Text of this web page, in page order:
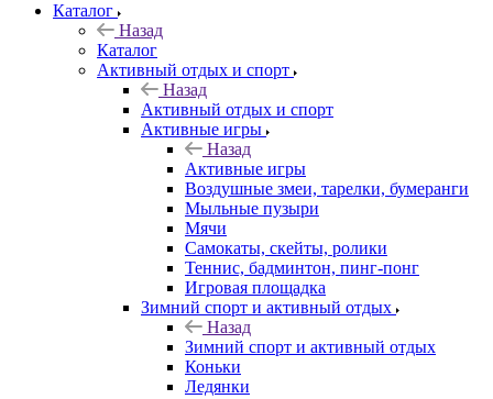
Каталог
Назад
Каталог
Активный отдых и спорт
Назад
Активный отдых и спорт
Активные игры
Назад
Активные игры
Воздушные змеи, тарелки, бумеранги
Мыльные пузыри
Мячи
Самокаты, скейты, ролики
Теннис, бадминтон, пинг-понг
Игровая площадка
Зимний спорт и активный отдых
Назад
Зимний спорт и активный отдых
Коньки
Ледянки